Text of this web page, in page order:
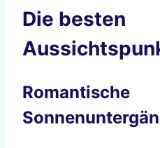
Die besten
Romantische